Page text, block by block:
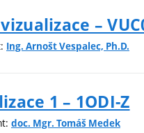
–
Ing. Arnošt Vespalec, Ph.D.
1 – 1ODI-Z
doc. Mgr. Tomáš Medek